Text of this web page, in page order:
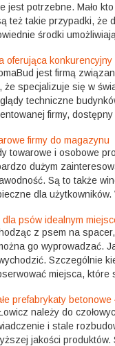
jest potrzebne. Mało
też takie przypadki, że
środki
oferująca
jest firmą
że specjalizuje się w
techniczne
firmy,
firmy do magazynu
towarowe i osobowe
dużym
Są to także
dla
dla psów idealnym
z psem na
go wyprowadzać.
Szczególnie
miejsca, które
prefabrykaty betonowe
należy do
i stale
jakości